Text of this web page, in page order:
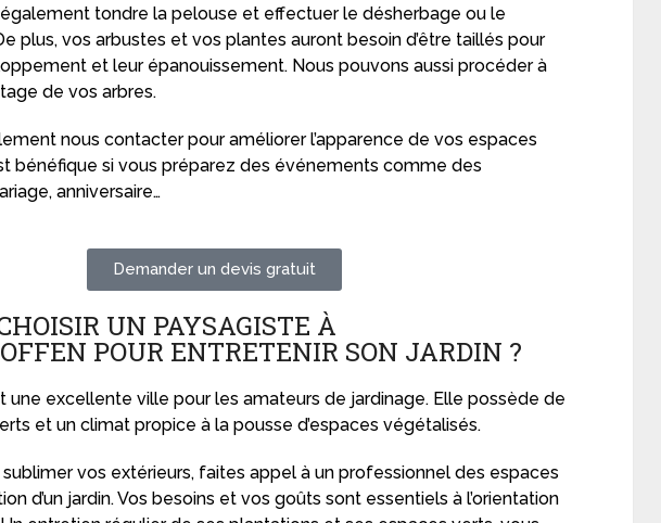
tondre la pelouse et effectuer le désherbage ou le
plus, vos arbustes et vos plantes auront besoin d’être taillés pour
et leur épanouissement. Nous pouvons aussi procéder à
de vos arbres.
nous contacter pour améliorer l’apparence de vos espaces
bénéfique si vous préparez des événements comme des
anniversaire…
Demander un devis gratuit
UN PAYSAGISTE À
POUR ENTRETENIR SON JARDIN ?
une excellente ville pour les amateurs de jardinage. Elle possède de
et un climat propice à la pousse d’espaces végétalisés.
vos extérieurs, faites appel à un professionnel des espaces
d’un jardin. Vos besoins et vos goûts sont essentiels à l’orientation